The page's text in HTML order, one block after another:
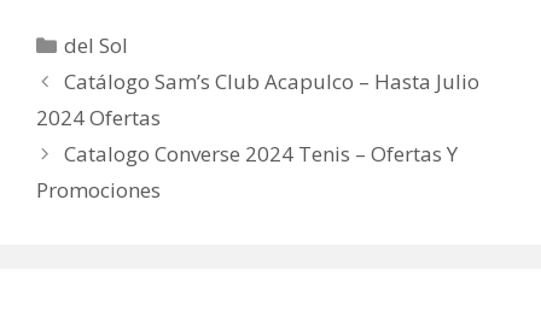
Categorías
del Sol
Catálogo Sam’s Club Acapulco – Hasta Julio
2024 Ofertas
Catalogo Converse 2024 Tenis – Ofertas Y
Promociones